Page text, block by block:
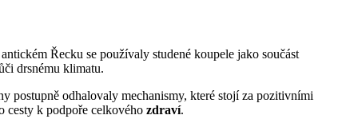
Řecku se používaly studené koupele jako součást
drsnému klimatu.
odhalovaly mechanismy, které stojí za pozitivními
cesty k podpoře celkového zdraví.